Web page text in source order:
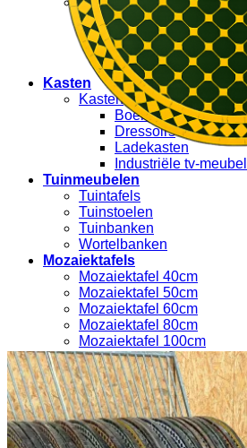
Rotan stoelen
Krukjes
Hangstoelen
Tuinstoelen
Kasten
Kasten
Boekenkasten
Dressoirs
Ladekasten
Industriële tv-
Tuinmeubelen
Tuintafels
Tuinstoelen
Tuinbanken
Wortelbanken
Mozaiektafels
Mozaiektafel 40cm
Mozaiektafel 50cm
Mozaiektafel 60cm
Mozaiektafel 80cm
Mozaiektafel 100cm
Mozaiektafel 120cm
Andere vormen
Losse onderstellen en
Zelf samenstellen
Krabpalen
Houten krabpalen